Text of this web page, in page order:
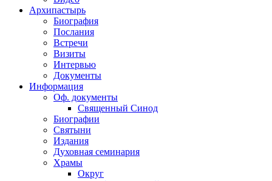
Архипастырь
Биография
Послания
Встречи
Визиты
Интервью
Документы
Информация
Оф. документы
Священный Синод
Биографии
Святыни
Издания
Духовная семинария
Храмы
Округ